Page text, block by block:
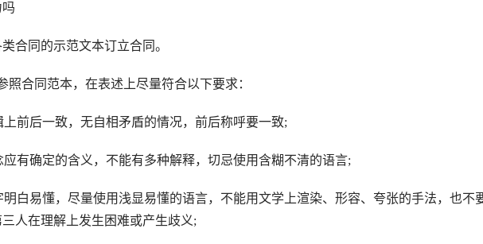
同的示范文本订立合同。
合同范本，在表述上尽量符合以下要求：
后一致，无自相矛盾的情况，前后称呼要一致;
确定的含义，不能有多种解释，切忌使用含糊不清的语言;
易懂，尽量使用浅显易懂的语言，不能用文学上渲染、形容、夸张的手法，也不
人在理解上发生困难或产生歧义;